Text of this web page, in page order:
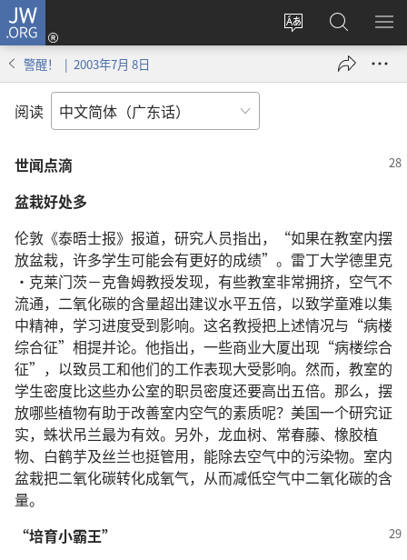
JW.ORG
更
登
录
（打
搜
索
JW.ORG
显
警醒！ | 2003年7月 8日
阅读
世闻点滴
盆栽好处多
伦敦《泰晤士报》报道，研究人员指出，“如果在教室内摆
放盆栽，许多学生可能会有更好的成绩”。雷丁大学德里克
·克莱门茨－克鲁姆教授发现，有些教室非常拥挤，空气不
流通，二氧化碳的含量超出建议水平五倍，以致学童难以集
中精神，学习进度受到影响。这名教授把上述情况与“病楼
综合征”相提并论。他指出，一些商业大厦出现“病楼综合
征”，以致员工和他们的工作表现大受影响。然而，教室的
学生密度比这些办公室的职员密度还要高出五倍。那么，摆
放哪些植物有助于改善室内空气的素质呢？美国一个研究证
实，蛛状吊兰最为有效。另外，龙血树、常春藤、橡胶植
物、白鹤芋及丝兰也挺管用，能除去空气中的污染物。室内
盆栽把二氧化碳转化成氧气，从而减低空气中二氧化碳的含
量。
“培育小霸王”